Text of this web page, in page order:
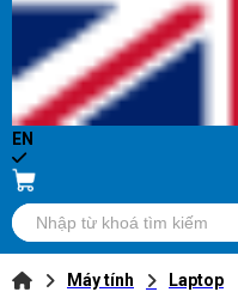
EN
Máy tính Laptop